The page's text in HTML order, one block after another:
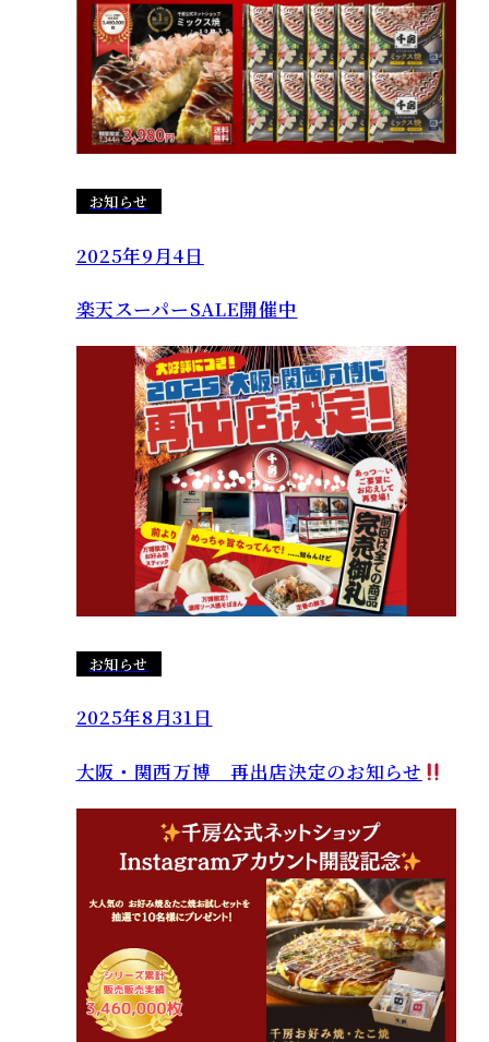
お知らせ
2025年9月4日
楽天スーパーSALE開催中
お知らせ
2025年8月31日
大阪・関西万博 再出店決定のお知らせ